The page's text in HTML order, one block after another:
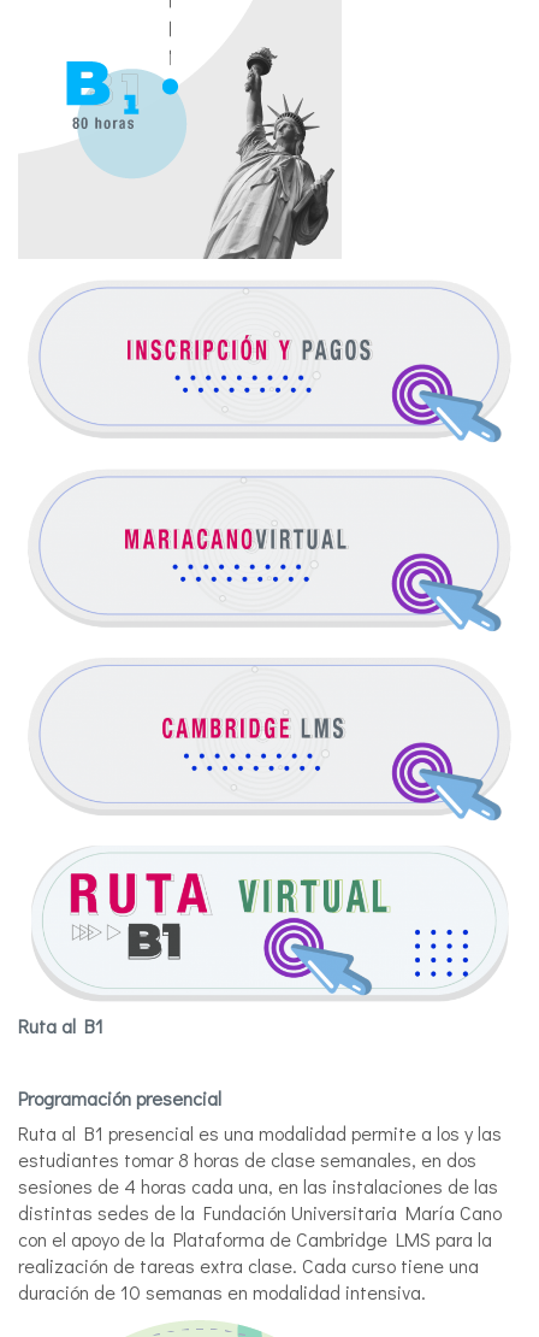
Ruta al B1
Programación presencial
Ruta al B1 presencial es una modalidad permite a los y las
estudiantes tomar 8 horas de clase semanales, en dos
sesiones de 4 horas cada una, en las instalaciones de las
distintas sedes de la Fundación Universitaria María Cano
con el apoyo de la Plataforma de Cambridge LMS para la
realización de tareas extra clase. Cada curso tiene una
duración de 10 semanas en modalidad intensiva.